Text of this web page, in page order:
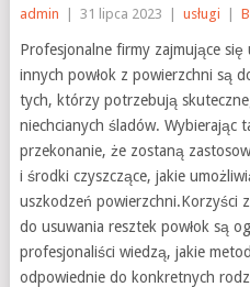
admin 31 lipca 2023 usługi
Profesjonalne firmy zajmujące
innych powłok z powierzchni są
tych, którzy potrzebują
niechcianych śladów. Wybierając
przekonanie, że zostaną
i środki czyszczące, jakie
uszkodzeń powierzchni.Korzyści
do usuwania resztek powłok są
profesjonaliści wiedzą, jakie
odpowiednie do konkretnych